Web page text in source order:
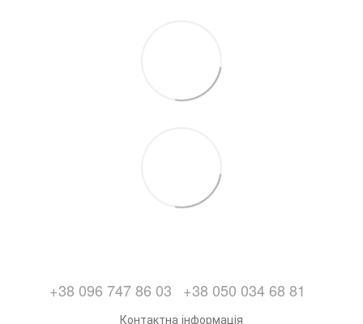
+38 096 747 86 03 +38 050 034 68 81
Контактна інформація